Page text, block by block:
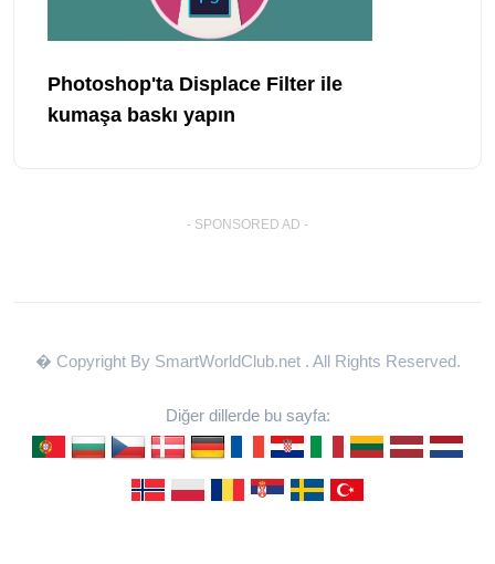
Photoshop'ta Displace Filter ile
kumaşa baskı yapın
- SPONSORED AD -
� Copyright By SmartWorldClub.net . All Rights Reserved.
Diğer dillerde bu sayfa: